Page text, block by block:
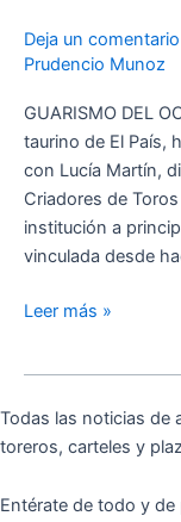
Deja un comentario
Prudencio Munoz
GUARISMO DEL
taurino de El País,
con Lucía Martín,
Criadores de
institución a
vinculada desde
Martín,
directora
ejecutiva
RUCTL
Leer más »
Todas las noticias de
toreros, carteles y
Entérate de todo y